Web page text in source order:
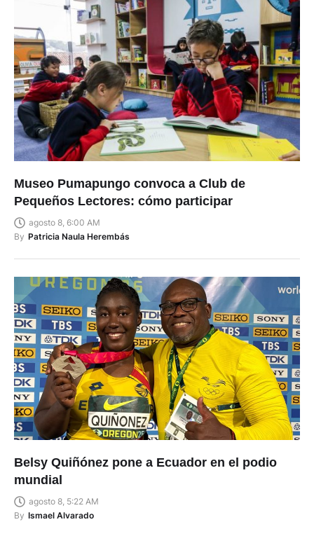
Museo Pumapungo convoca a Club de
Pequeños Lectores: cómo participar
agosto 8, 6:00 AM
By Patricia Naula Herembás
Belsy Quiñónez pone a Ecuador en el podio
mundial
agosto 8, 5:22 AM
By Ismael Alvarado